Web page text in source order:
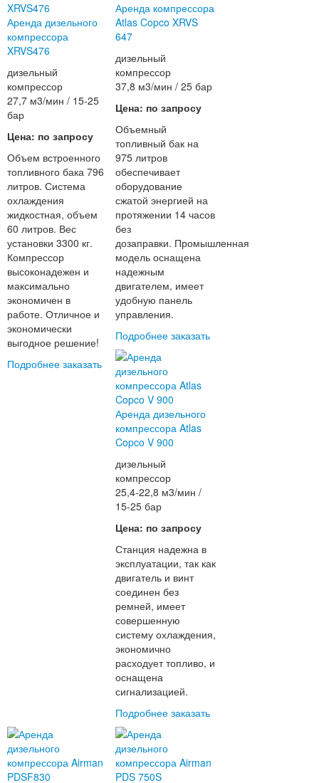
Аренда дизельного
компрессора
XRVS476
дизельный
компрессор
27,7 м3/мин / 15-25
бар
Цена: по запросу
Объем встроенного
топливного бака 796
литров. Система
охлаждения
жидкостная, объем
60 литров. Вес
установки 3300 кг.
Компрессор
высоконадежен и
максимально
экономичен в
работе. Отличное и
экономически
выгодное решение!
Подробнее заказать
Аренда компрессора
Atlas Copco XRVS
647
дизельный
компрессор
37,8 м3/мин / 25 бар
Цена: по запросу
Объемный
топливный бак на
975 литров
обеспечивает
оборудование
сжатой энергией на
протяжении 14 часов
без
дозаправки. Промышленная
модель оснащена
надежным
двигателем, имеет
удобную панель
управления.
Подробнее заказать
Аренда дизельного
компрессора Atlas
Copco V 900
дизельный
компрессор
25,4-22,8 м3/мин /
15-25 бар
Цена: по запросу
Станция надежна в
эксплуатации, так как
двигатель и винт
соединен без
ремней, имеет
совершенную
систему охлаждения,
экономично
расходует топливо, и
оснащена
сигнализацией.
Подробнее заказать